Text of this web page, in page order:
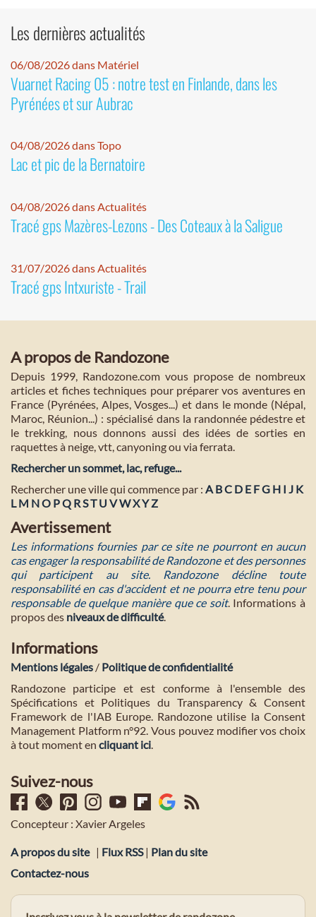
Les dernières actualités
06/08/2026 dans Matériel
Vuarnet Racing 05 : notre test en Finlande, dans les
Pyrénées et sur Aubrac
04/08/2026 dans Topo
Lac et pic de la Bernatoire
04/08/2026 dans Actualités
Tracé gps Mazères-Lezons - Des Coteaux à la Saligue
31/07/2026 dans Actualités
Tracé gps Intxuriste - Trail
A propos de Randozone
Depuis 1999, Randozone.com vous propose de nombreux
articles et fiches techniques pour préparer vos aventures en
France (Pyrénées, Alpes, Vosges...) et dans le monde (Népal,
Maroc, Réunion...) : spécialisé dans la randonnée pédestre et
le trekking, nous donnons aussi des idées de sorties en
raquettes à neige, vtt, canyoning ou via ferrata.
Rechercher un sommet, lac, refuge...
Rechercher une ville qui commence par : A BC D E FG H I J K
L M NO PQ RST U VWXYZ
Avertissement
Les informations fournies par ce site ne pourront en aucun
cas engager la responsabilité de Randozone et des personnes
qui participent au site. Randozone décline toute
responsabilité en cas d'accident et ne pourra etre tenu pour
responsable de quelque manière que ce soit. Informations à
propos des niveaux de difficulté.
Informations
Mentions légales / Politique de confidentialité
Randozone participe et est conforme à l'ensemble des
Spécifications et Politiques du Transparency & Consent
Framework de l'IAB Europe. Randozone utilise la Consent
Management Platform n°92. Vous pouvez modifier vos choix
à tout moment en cliquant ici.
Suivez-nous
Concepteur : Xavier Argeles
A propos du site | Flux RSS| Plan du site
Contactez-nous